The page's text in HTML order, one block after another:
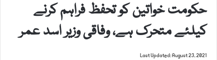
حکومت خواتین کو تحفظ فراہم کرنے
کیلئے متحرک ہے، وفاقی وزیر اسد عمر
Last Updated: August 23, 2021